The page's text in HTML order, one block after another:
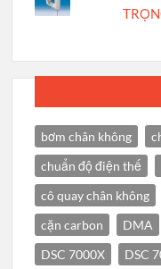
bơm chân không
chuẩn độ điện thế
cô quay chân không
cặn carbon
DMA
DSC 7000X
DSC